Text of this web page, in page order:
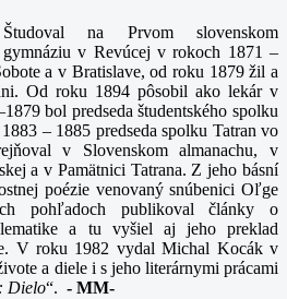
Študoval na Prvom slovenskom
gymnáziu v Revúcej v rokoch 1871 –
a v Bratislave, od roku 1879 žil a
Od roku 1894 pôsobil ako lekár v
bol predseda študentského spolku
– 1885 predseda spolku Tatran vo
v Slovenskom almanachu, v
a v Pamätnici Tatrana. Z jeho básní
poézie venovaný snúbenici Oľge
pohľadoch publikoval články o
a tu vyšiel aj jeho preklad
V roku 1982 vydal Michal Kocák v
a diele i s jeho literárnymi prácami
Dielo“. - MM-